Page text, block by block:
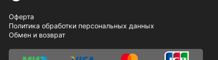
Оферта
Политика обработки персональных данных
Обмен и возврат